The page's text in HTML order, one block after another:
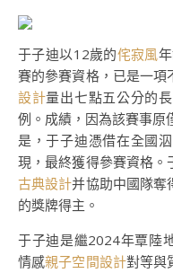
于子迪以12歲的侘寂風
賽的參賽資格，已是一
設計量出七點五公分的
例。成績，因為該賽事原
是，于子迪憑借在全國
現，最終獲得參賽資格。
古典設計并協助中國隊奪
的獎牌得主。
于子迪是繼2024年覃陸
情感親子空間設計對等與